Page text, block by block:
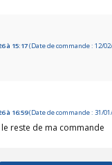
à 15:17(Date de commande : 12/
à 16:59(Date de commande : 31/
reste de ma commande